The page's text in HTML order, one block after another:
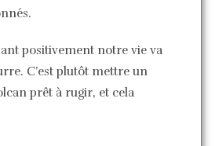
positivement notre vie va
C’est plutôt mettre un
prêt à rugir, et cela